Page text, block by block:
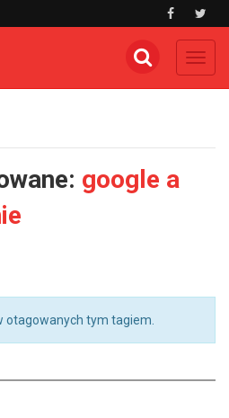
google a
otagowanych tym tagiem.